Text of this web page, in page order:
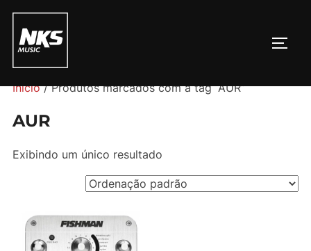
Pular
para
conteúdo
Início/ Produtos marcados com a tag “AUR”
AUR
Exibindo um único resultado